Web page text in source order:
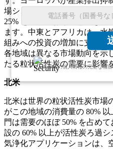
お客様の個人情報の完全な機
場シェアでこれに続きます。
25% を占めており、急速な工
ます。中東とアフリカは、水
組みへの投資の増加に支えら
各地域は異なる市場動向を示
たる粒状活性炭の需要に影響
北米
北米は世界の粒状活性炭市場
がこの地域の消費量の 80%
門は需要のほぼ 50% を占め
設の 60% 以上が活性炭ろ過
気浄化アプリケーションは、